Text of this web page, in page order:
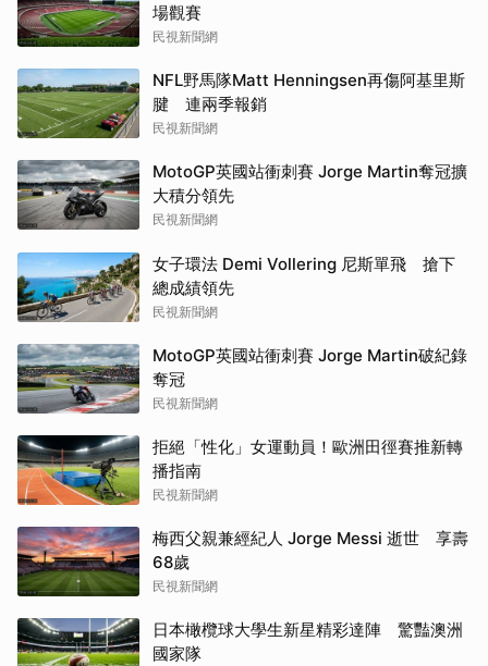
場觀賽
民視新聞網
NFL野馬隊Matt Henningsen再傷阿基里斯
腱 連兩季報銷
民視新聞網
MotoGP英國站衝刺賽 Jorge Martin奪冠擴
大積分領先
民視新聞網
女子環法 Demi Vollering 尼斯單飛 搶下
總成績領先
民視新聞網
MotoGP英國站衝刺賽 Jorge Martin破紀錄
奪冠
民視新聞網
拒絕「性化」女運動員！歐洲田徑賽推新轉
播指南
民視新聞網
梅西父親兼經紀人 Jorge Messi 逝世 享壽
68歲
民視新聞網
日本橄欖球大學生新星精彩達陣 驚豔澳洲
國家隊